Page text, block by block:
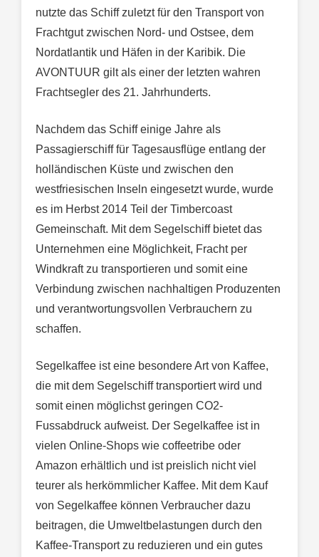
nutzte das Schiff zuletzt für den Transport von
Frachtgut zwischen Nord- und Ostsee, dem
Nordatlantik und Häfen in der Karibik. Die
AVONTUUR gilt als einer der letzten wahren
Frachtsegler des 21. Jahrhunderts.
Nachdem das Schiff einige Jahre als
Passagierschiff für Tagesausflüge entlang der
holländischen Küste und zwischen den
westfriesischen Inseln eingesetzt wurde, wurde
es im Herbst 2014 Teil der Timbercoast
Gemeinschaft. Mit dem Segelschiff bietet das
Unternehmen eine Möglichkeit, Fracht per
Windkraft zu transportieren und somit eine
Verbindung zwischen nachhaltigen Produzenten
und verantwortungsvollen Verbrauchern zu
schaffen.
Segelkaffee ist eine besondere Art von Kaffee,
die mit dem Segelschiff transportiert wird und
somit einen möglichst geringen CO2-
Fussabdruck aufweist. Der Segelkaffee ist in
vielen Online-Shops wie coffeetribe oder
Amazon erhältlich und ist preislich nicht viel
teurer als herkömmlicher Kaffee. Mit dem Kauf
von Segelkaffee können Verbraucher dazu
beitragen, die Umweltbelastungen durch den
Kaffee-Transport zu reduzieren und ein gutes